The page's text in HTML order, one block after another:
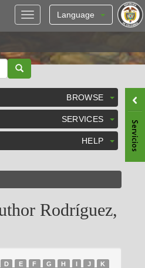
Language
BROWSE
SERVICES
HELP
Rodríguez,
D E F G H I J
K